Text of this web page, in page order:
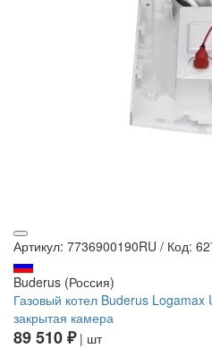
Артикул: 7736900190RU / Код:
Buderus (Россия)
Газовый котел Buderus
закрытая камера
89 510 ₽| шт